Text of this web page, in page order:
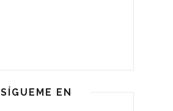
SÍGUEME EN